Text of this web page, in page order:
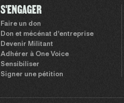
S'ENGAGER
Faire un don
Don et mécénat d’entreprise
Devenir Militant
Adhérer à One Voice
Sensibiliser
Signer une pétition